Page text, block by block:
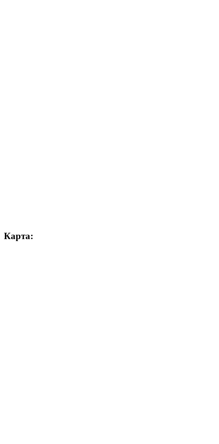
Карта: